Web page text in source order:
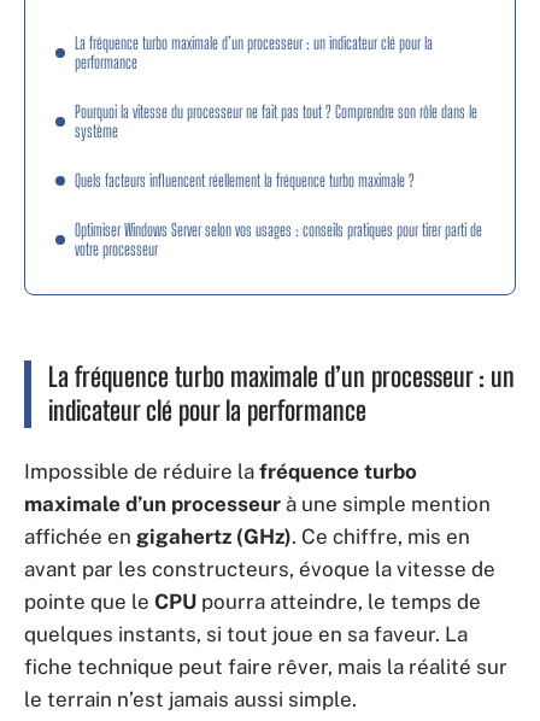
La fréquence turbo maximale d’un processeur : un indicateur clé pour la
performance
Pourquoi la vitesse du processeur ne fait pas tout ? Comprendre son rôle dans le
système
Quels facteurs influencent réellement la fréquence turbo maximale ?
Optimiser Windows Server selon vos usages : conseils pratiques pour tirer parti de
votre processeur
La fréquence turbo maximale d’un processeur : un
indicateur clé pour la performance
Impossible de réduire la fréquence turbo
maximale d’un processeur à une simple mention
affichée en gigahertz (GHz). Ce chiffre, mis en
avant par les constructeurs, évoque la vitesse de
pointe que le CPU pourra atteindre, le temps de
quelques instants, si tout joue en sa faveur. La
fiche technique peut faire rêver, mais la réalité sur
le terrain n’est jamais aussi simple.